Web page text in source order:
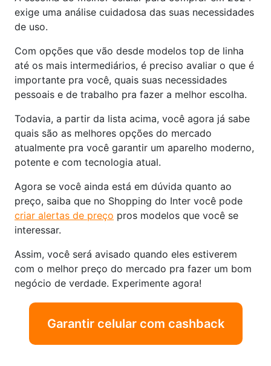
exige uma análise cuidadosa das suas necessidades
de uso.
Com opções que vão desde modelos top de linha
até os mais intermediários, é preciso avaliar o que é
importante pra você, quais suas necessidades
pessoais e de trabalho pra fazer a melhor escolha.
Todavia, a partir da lista acima, você agora já sabe
quais são as melhores opções do mercado
atualmente pra você garantir um aparelho moderno,
potente e com tecnologia atual.
Agora se você ainda está em dúvida quanto ao
preço, saiba que no Shopping do Inter você pode
criar alertas de preço pros modelos que você se
interessar.
Assim, você será avisado quando eles estiverem
com o melhor preço do mercado pra fazer um bom
negócio de verdade. Experimente agora!
Garantir celular com cashback